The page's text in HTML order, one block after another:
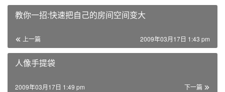
教你一招:快速把自己的房间空间变大
上一篇 2009年03月17日 1:43 pm
人像手提袋
下一篇
2009年03月17日 1:49 pm